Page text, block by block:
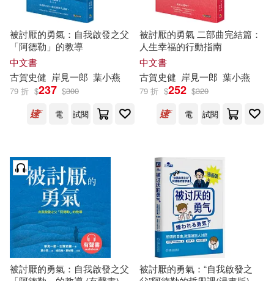
（日）岸見一郎(1)
出版社 (可複選)
ダイヤモンド社(2)
配送方式 (可複選)
可超商取貨(18)
被討厭的勇氣：自我啟發之父
「阿德勒」的教導
中文書
古賀史健 岸見一郎 葉小燕
79 折 $237 $300
電
試閱
被討厭的勇氣 二部曲完結篇：
人生幸福的行動指南
中文書
古賀史健 岸見一郎 葉小燕
79 折 $252 $320
電
試閱
被討厭的勇氣：自我啟發之父
被討厭的勇氣：“自我啟發之